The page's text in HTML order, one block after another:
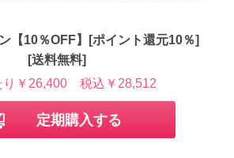
【10％OFF】[ポイント還元10％]
[送料無料]
り￥26,400
税込￥28,512
定期購入する